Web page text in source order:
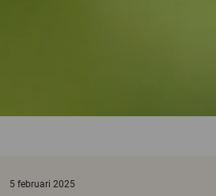
5 februari 2025